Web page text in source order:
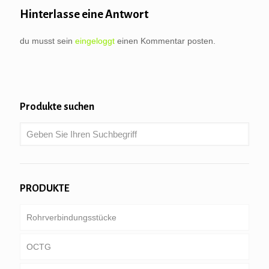
Hinterlasse eine Antwort
du musst sein eingeloggt einen Kommentar posten.
Produkte suchen
PRODUKTE
Rohrverbindungsstücke
OCTG